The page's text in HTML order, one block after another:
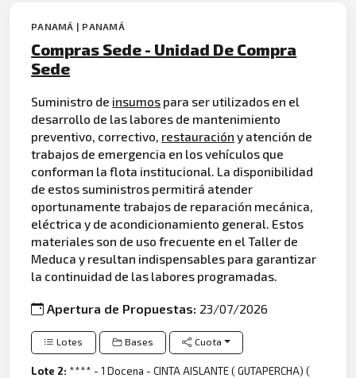
PANAMÁ | PANAMÁ
Compras Sede - Unidad De Compra
Sede
Suministro de insumos para ser utilizados en el
desarrollo de las labores de mantenimiento
preventivo, correctivo, restauración y atención de
trabajos de emergencia en los vehículos que
conforman la flota institucional. La disponibilidad
de estos suministros permitirá atender
oportunamente trabajos de reparación mecánica,
eléctrica y de acondicionamiento general. Estos
materiales son de uso frecuente en el Taller de
Meduca y resultan indispensables para garantizar
la continuidad de las labores programadas.
Apertura de Propuestas: 23/07/2026
Lotes Bases Cuota
Lote 2: **** - 1 Docena - CINTA AISLANTE ( GUTAPERCHA) (